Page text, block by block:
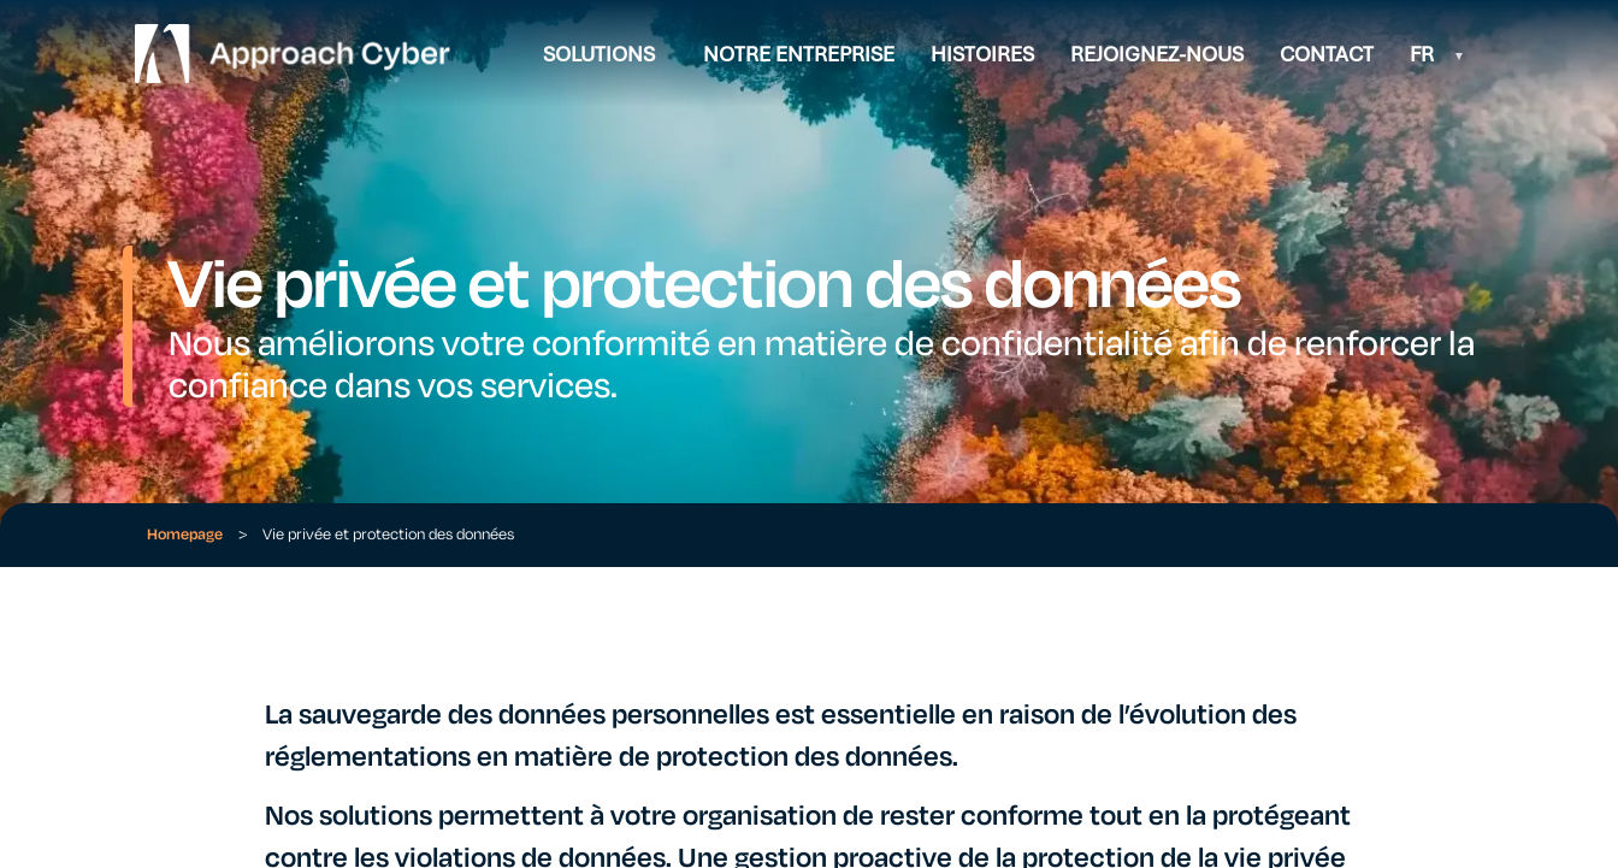
SOLUTIONS NOTRE ENTREPRISE HISTOIRES REJOIGNEZ-NOUS CONTACT FR
Vie privée et protection des données
Nous améliorons votre conformité en matière de confidentialité afin de renforcer la
confiance dans vos services.
Homepage > Vie privée et protection des données
La sauvegarde des données personnelles est essentielle en raison de l’évolution des
réglementations en matière de protection des données.
Nos solutions permettent à votre organisation de rester conforme tout en la protégeant
contre les violations de données. Une gestion proactive de la protection de la vie privée